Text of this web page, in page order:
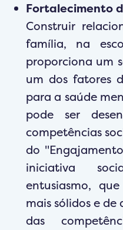
Fortalecimento
Construir
família, na
proporciona um
um dos fatores
para a saúde
pode ser
competências
do
iniciativa
entusiasmo,
mais sólidos e
das